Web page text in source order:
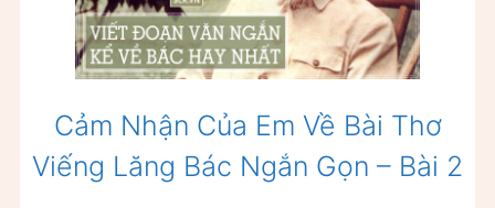
Cảm Nhận Của Em Về Bài Thơ
Viếng Lăng Bác Ngắn Gọn – Bài 2